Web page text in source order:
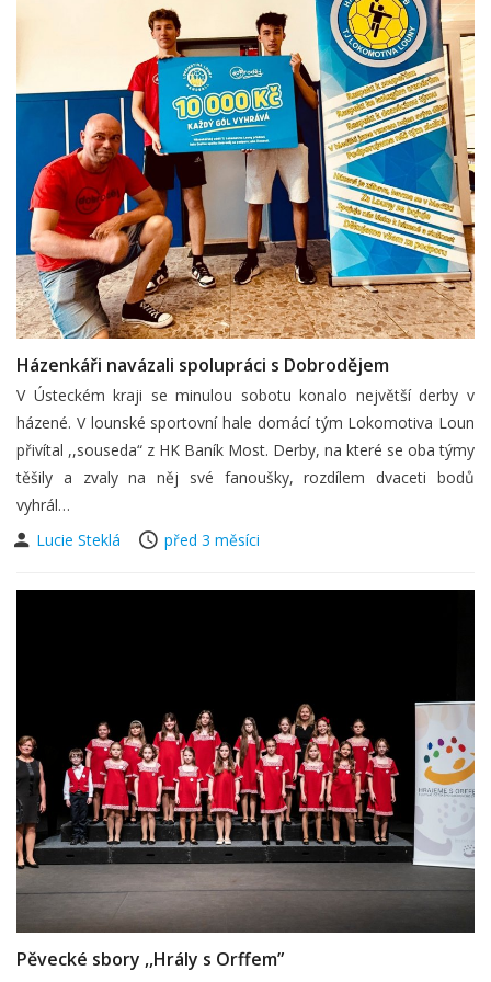
Házenkáři navázali spolupráci s Dobrodějem
V Ústeckém kraji se minulou sobotu konalo největší derby v
házené. V lounské sportovní hale domácí tým Lokomotiva Loun
přivítal ,,souseda“ z HK Baník Most. Derby, na které se oba týmy
těšily a zvaly na něj své fanoušky, rozdílem dvaceti bodů
vyhrál…
Lucie Steklá
před 3 měsíci
Pěvecké sbory ,,Hrály s Orffem”